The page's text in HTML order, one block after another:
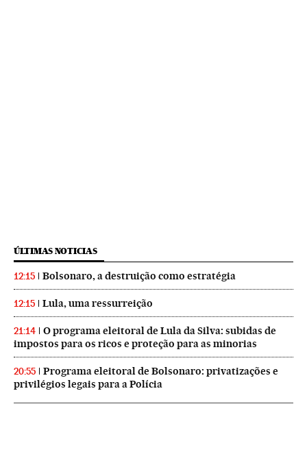
ÚLTIMAS NOTICIAS
12:15 Bolsonaro, a destruição como estratégia
12:15 Lula, uma ressurreição
21:14
O programa eleitoral de Lula da Silva: subidas de
impostos para os ricos e proteção para as minorias
20:55
Programa eleitoral de Bolsonaro: privatizações e
privilégios legais para a Polícia